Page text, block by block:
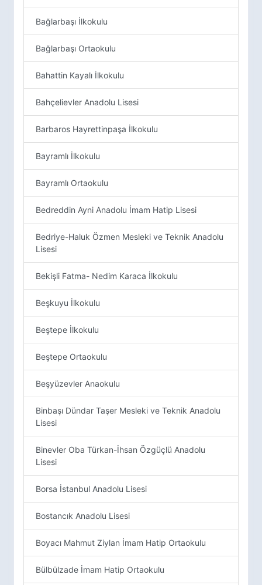
Bağlarbaşı İlkokulu
Bağlarbaşı Ortaokulu
Bahattin Kayalı İlkokulu
Bahçelievler Anadolu Lisesi
Barbaros Hayrettinpaşa İlkokulu
Bayramlı İlkokulu
Bayramlı Ortaokulu
Bedreddin Ayni Anadolu İmam Hatip Lisesi
Bedriye-Haluk Özmen Mesleki ve Teknik Anadolu
Lisesi
Bekişli Fatma- Nedim Karaca İlkokulu
Beşkuyu İlkokulu
Beştepe İlkokulu
Beştepe Ortaokulu
Beşyüzevler Anaokulu
Binbaşı Dündar Taşer Mesleki ve Teknik Anadolu
Lisesi
Binevler Oba Türkan-İhsan Özgüçlü Anadolu
Lisesi
Borsa İstanbul Anadolu Lisesi
Bostancık Anadolu Lisesi
Boyacı Mahmut Ziylan İmam Hatip Ortaokulu
Bülbülzade İmam Hatip Ortaokulu